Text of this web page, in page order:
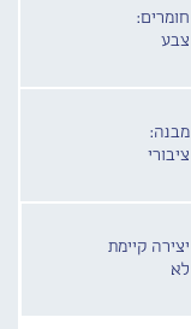
חומרים:
צבע
מבנה:
ציבורי
יצירה קיימת
לא